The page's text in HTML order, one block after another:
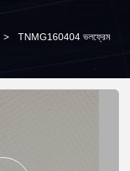
> TNMG160404 ভলফ্রেম